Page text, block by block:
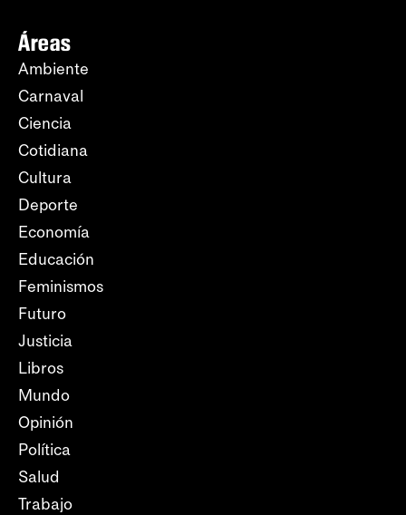
Áreas
Ambiente
Carnaval
Ciencia
Cotidiana
Cultura
Deporte
Economía
Educación
Feminismos
Futuro
Justicia
Libros
Mundo
Opinión
Política
Salud
Trabajo